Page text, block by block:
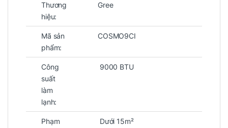
Thương
hiệu:
Gree
Mã sản
phẩm:
COSMO9CI
Công
suất
làm
lạnh:
9000 BTU
Phạm
Dưới 15m²